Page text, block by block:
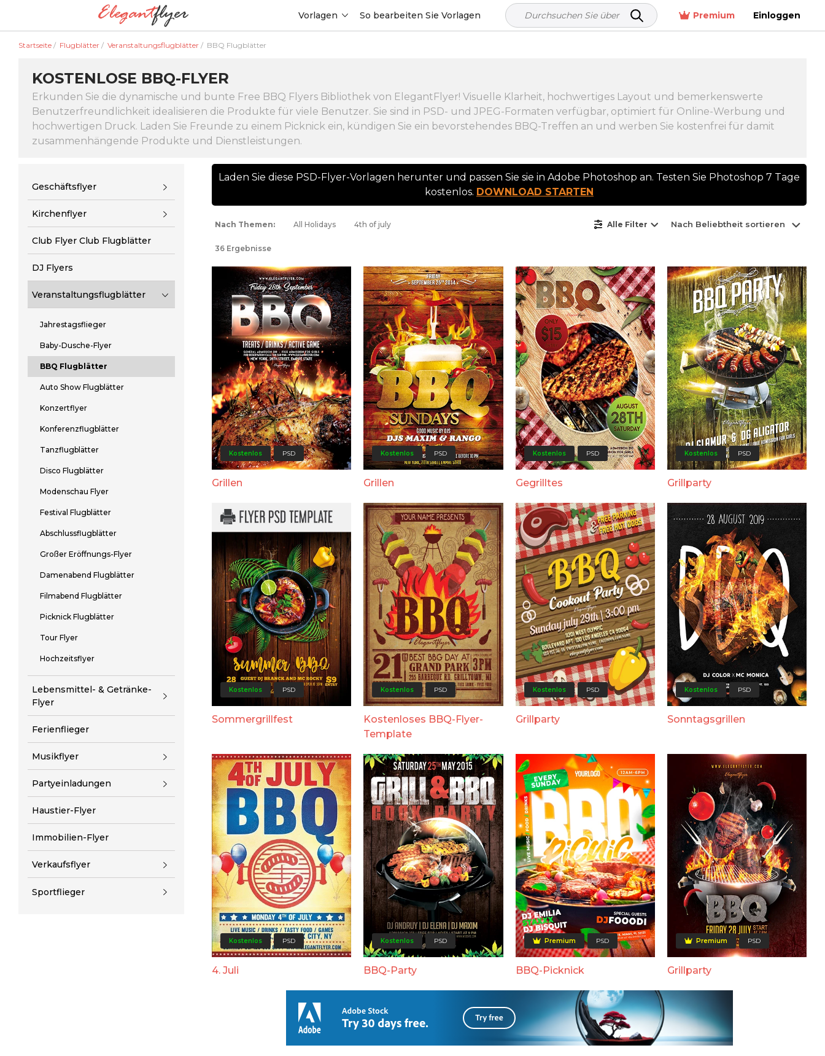
Vorlagen So bearbeiten Sie Vorlagen Premium Einloggen
Startseite / Flugblätter / Veranstaltungsflugblätter / BBQ Flugblätter
KOSTENLOSE BBQ-FLYER
Erkunden Sie die dynamische und bunte Free BBQ Flyers Bibliothek von ElegantFlyer! Visuelle Klarheit, hochwertiges Layout und bemerkenswerte
Benutzerfreundlichkeit idealisieren die Produkte für viele Benutzer. Sie sind in PSD- und JPEG-Formaten verfügbar, optimiert für Online-Werbung und
hochwertigen Druck. Laden Sie Freunde zu einem Picknick ein, kündigen Sie ein bevorstehendes BBQ-Treffen an und werben Sie kostenfrei für damit
zusammenhängende Produkte und Dienstleistungen.
Geschäftsflyer
Kirchenflyer
Club Flyer Club Flugblätter
DJ Flyers
Veranstaltungsflugblätter
Jahrestagsflieger
Baby-Dusche-Flyer
BBQ Flugblätter
Auto Show Flugblätter
Konzertflyer
Konferenzflugblätter
Tanzflugblätter
Disco Flugblätter
Modenschau Flyer
Festival Flugblätter
Abschlussflugblätter
Großer Eröffnungs-Flyer
Damenabend Flugblätter
Filmabend Flugblätter
Picknick Flugblätter
Tour Flyer
Hochzeitsflyer
Lebensmittel- & Getränke-
Flyer
Ferienflieger
Musikflyer
Partyeinladungen
Haustier-Flyer
Immobilien-Flyer
Verkaufsflyer
Sportflieger
Laden Sie diese PSD-Flyer-Vorlagen herunter und passen Sie sie in Adobe Photoshop an. Testen Sie Photoshop 7 Tage
kostenlos. DOWNLOAD STARTEN
Nach Themen: 4th of july
All Holidays Alle Filter Nach Beliebtheit sortieren
36 Ergebnisse
Kostenlos PSD
Grillen
Kostenlos PSD
Grillen
Kostenlos PSD
Gegrilltes
Kostenlos PSD
Grillparty
Kostenlos PSD
Sommergrillfest
Kostenlos PSD
Kostenloses BBQ-Flyer-
Template
Kostenlos PSD
Grillparty
Kostenlos PSD
Sonntagsgrillen
Kostenlos PSD
4. Juli
Kostenlos PSD
BBQ-Party
Premium PSD
BBQ-Picknick
Premium PSD
Grillparty